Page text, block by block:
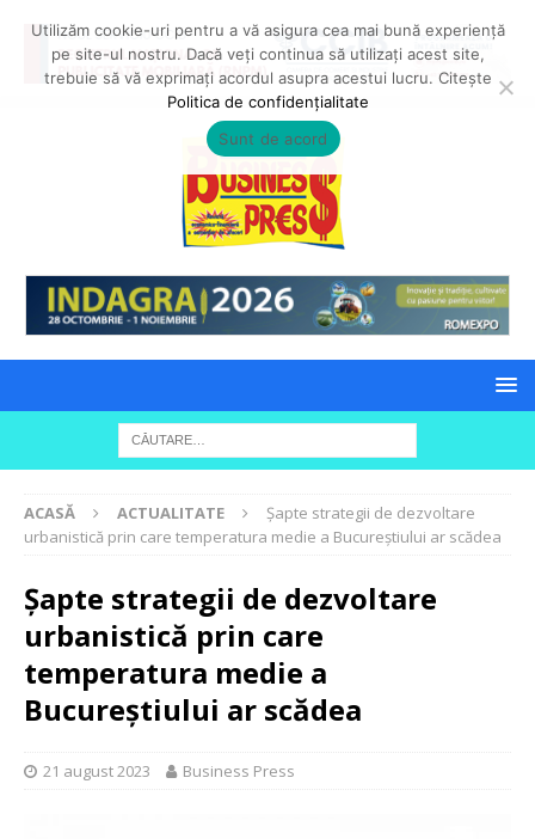
ACASĂ ACTUALITATE
Șapte strategii de dezvoltare
urbanistică prin care temperatura medie a Bucureștiului ar scădea
Șapte strategii de dezvoltare
urbanistică prin care
temperatura medie a
Bucureștiului ar scădea
21 august 2023 Business Press
Utilizăm cookie-uri pentru a vă asigura cea mai bună experiență
pe site-ul nostru. Dacă veți continua să utilizați acest site,
trebuie să vă exprimați acordul asupra acestui lucru. Citește
Politica de confidențialitate
Sunt de acord